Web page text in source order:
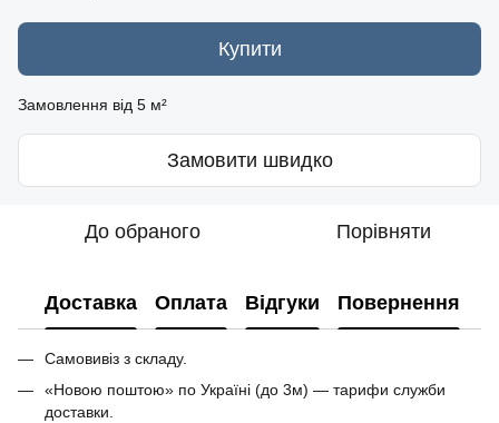
Купити
Замовлення від 5 м²
Замовити швидко
До обраного Порівняти
Доставка Оплата Відгуки Повернення
Самовивіз з складу.
«Новою поштою» по Україні (до 3м) — тарифи служби
доставки.